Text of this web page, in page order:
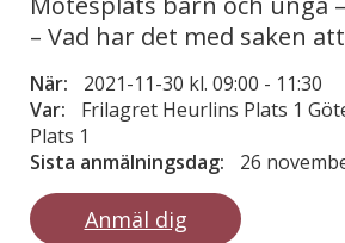
– Vad har det med saken
När: 2021-11-30 kl. 09:00 - 11:30
Var:
Frilagret Heurlins Plats 1
Plats 1
Sista anmälningsdag:
26
Anmäl dig